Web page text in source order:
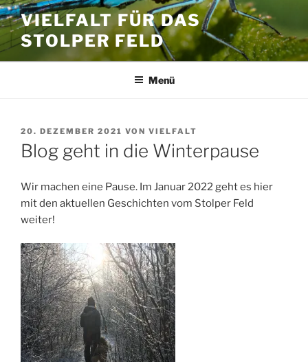
Zum
Inhalt
springen
VIELFALT FÜR DAS
STOLPER FELD
Menü
VERÖFFENTLICHT
AM
20. DEZEMBER 2021 VON VIELFALT
Blog geht in die Winterpause
Wir machen eine Pause. Im Januar 2022 geht es hier
mit den aktuellen Geschichten vom Stolper Feld
weiter!